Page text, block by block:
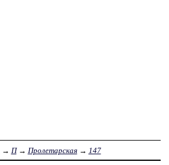
→ П→ Пролетарская→ 147